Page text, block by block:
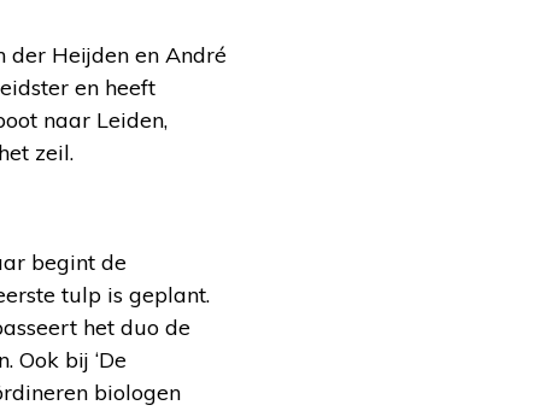
der Heijden en André
en heeft
naar Leiden,
zeil.
begint de
tulp is geplant.
het duo de
Ook bij ‘De
biologen